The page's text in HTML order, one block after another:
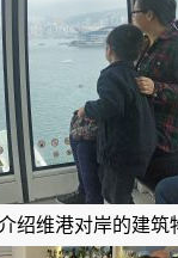
绍维港对岸的建筑